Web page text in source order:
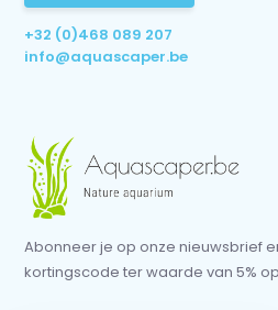
+32 (0)468 089 207
info@aquascaper.be
Abonneer je op onze nieuwsbrief
kortingscode ter waarde van 5%